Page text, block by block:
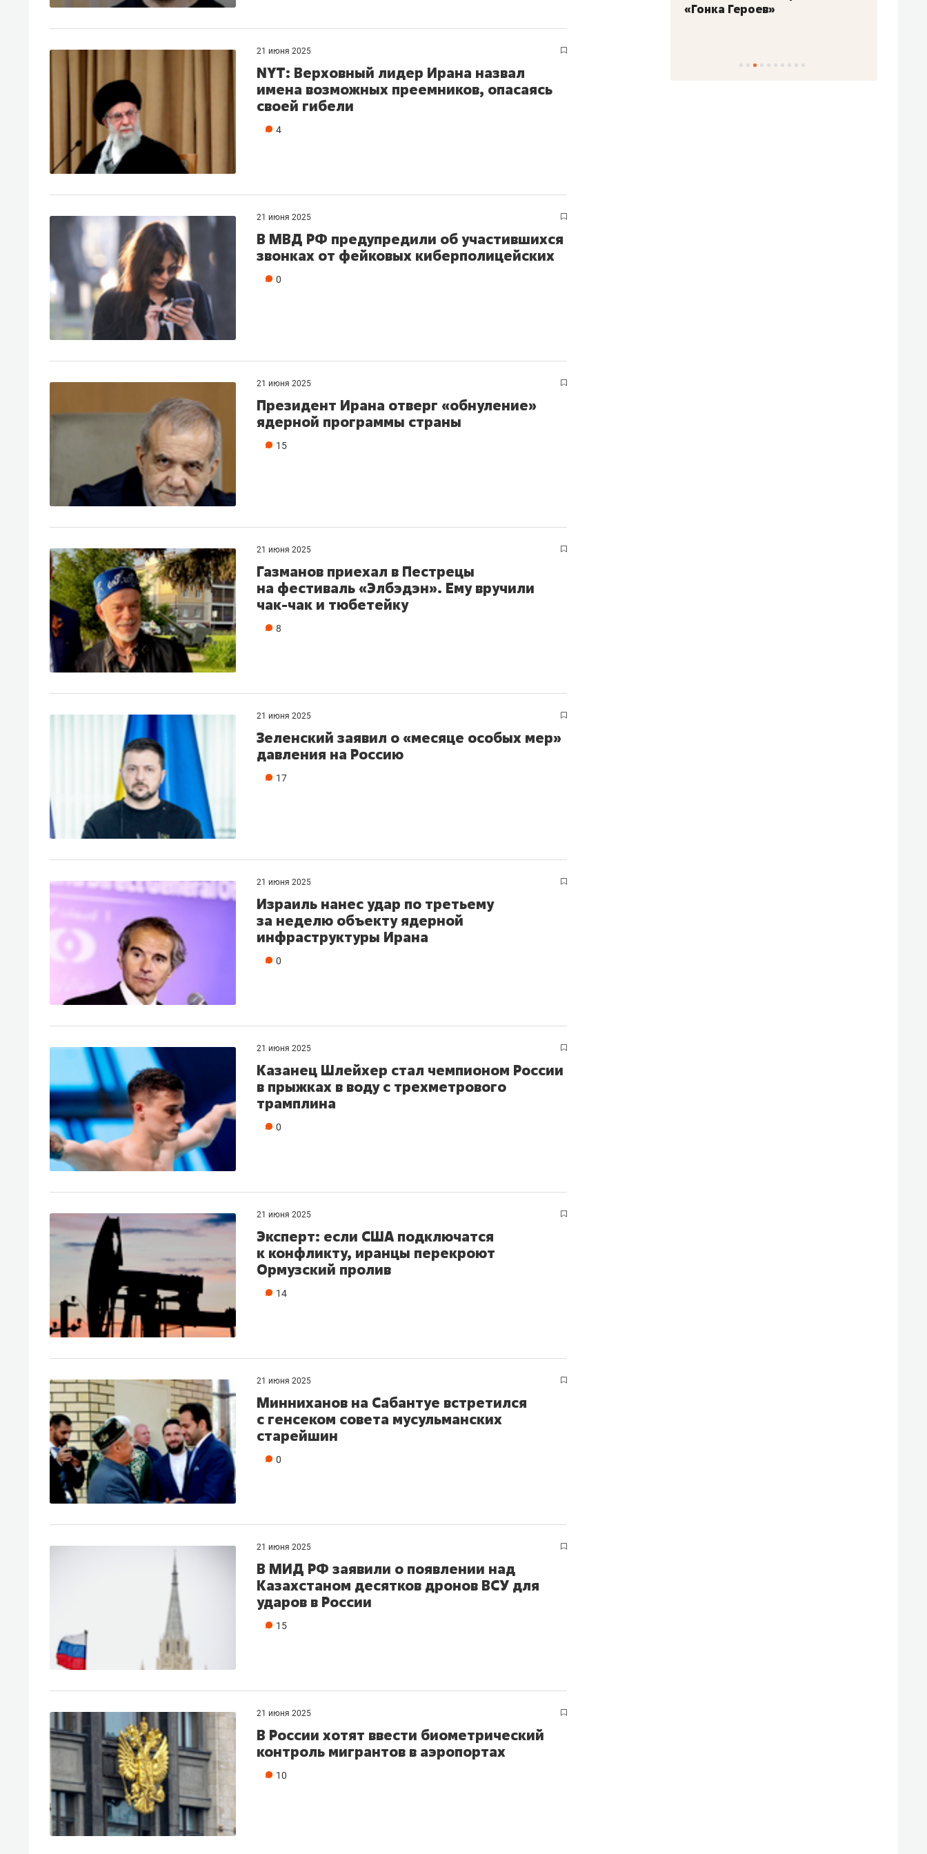
21 июня 2025
NYT: Верховный лидер Ирана назвал
имена возможных преемников, опасаясь
своей гибели
4
21 июня 2025
В МВД РФ предупредили об участившихся
звонках от фейковых киберполицейских
0
21 июня 2025
Президент Ирана отверг «обнуление»
ядерной программы страны
15
21 июня 2025
Газманов приехал в Пестрецы
на фестиваль «Элбэдэн». Ему вручили
чак-чак и тюбетейку
8
21 июня 2025
Зеленский заявил о «месяце особых мер»
давления на Россию
17
21 июня 2025
Израиль нанес удар по третьему
за неделю объекту ядерной
инфраструктуры Ирана
0
21 июня 2025
Казанец Шлейхер стал чемпионом России
в прыжках в воду с трехметрового
трамплина
0
21 июня 2025
Эксперт: если США подключатся
к конфликту, иранцы перекроют
Ормузский пролив
14
21 июня 2025
Минниханов на Сабантуе встретился
с генсеком совета мусульманских
старейшин
0
21 июня 2025
В МИД РФ заявили о появлении над
Казахстаном десятков дронов ВСУ для
ударов в России
15
21 июня 2025
В России хотят ввести биометрический
контроль мигрантов в аэропортах
10
«Гонка Героев»